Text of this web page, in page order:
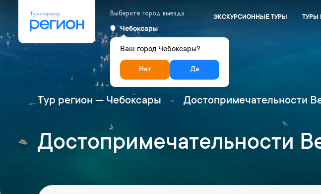
Выберите город выезда
Чебоксары
Ваш город Чебоксары?
Нет Да
ЭКСКУРСИОННЫЕ ТУРЫ ТУРЫ
Тур регион — Чебоксары Достопримечательности
Достопримечательности